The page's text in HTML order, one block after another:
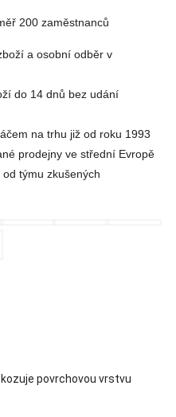
seznam
200 zaměstnanců
a osobní odběr v
do 14 dnů bez udání
na trhu již od roku 1993
prodejny ve střední Evropě
týmu zkušených
povrchovou vrstvu